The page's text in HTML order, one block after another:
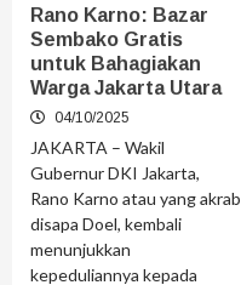
Rano Karno: Bazar
Sembako Gratis
untuk Bahagiakan
Warga Jakarta Utara
04/10/2025
JAKARTA – Wakil
Gubernur DKI Jakarta,
Rano Karno atau yang akrab
disapa Doel, kembali
menunjukkan
kepeduliannya kepada